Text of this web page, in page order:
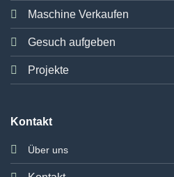
Maschine Verkaufen
Gesuch aufgeben
Projekte
Kontakt
Über uns